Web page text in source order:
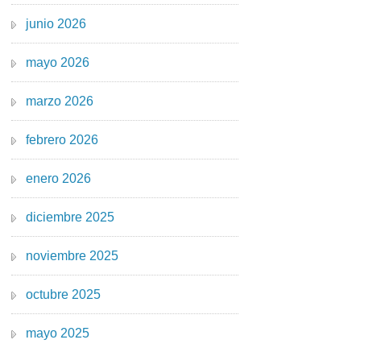
junio 2026
mayo 2026
marzo 2026
febrero 2026
enero 2026
diciembre 2025
noviembre 2025
octubre 2025
mayo 2025